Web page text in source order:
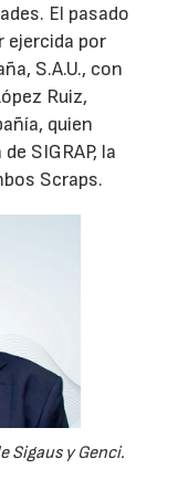
El pasado
ejercida por
S.A.U., con
Ruiz,
quien
SIGRAP, la
Scraps.
Sigaus y Genci.